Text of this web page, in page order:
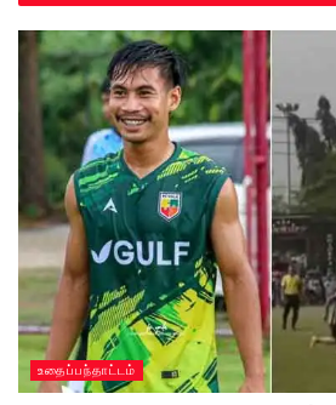
உதைப்பந்தாட்டம்